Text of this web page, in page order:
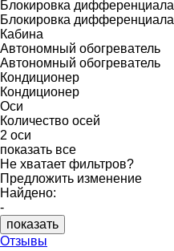
Блокировка дифференциала
Блокировка дифференциала
Кабина
Автономный обогреватель
Автономный обогреватель
Кондиционер
Кондиционер
Оси
Количество осей
2 оси
показать все
Не хватает фильтров?
Предложить изменение
Найдено:
-
показать
Отзывы